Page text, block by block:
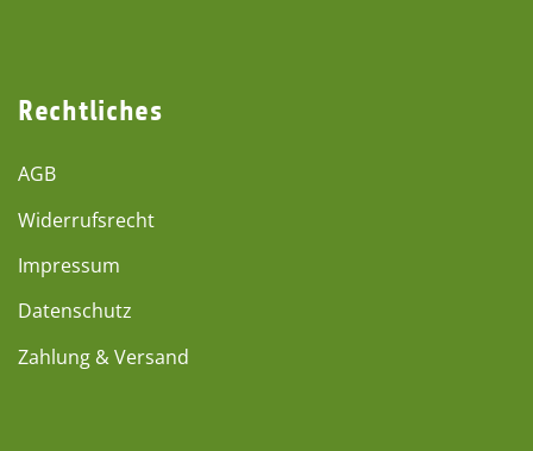
Rechtliches
AGB
Widerrufsrecht
Impressum
Datenschutz
Zahlung & Versand